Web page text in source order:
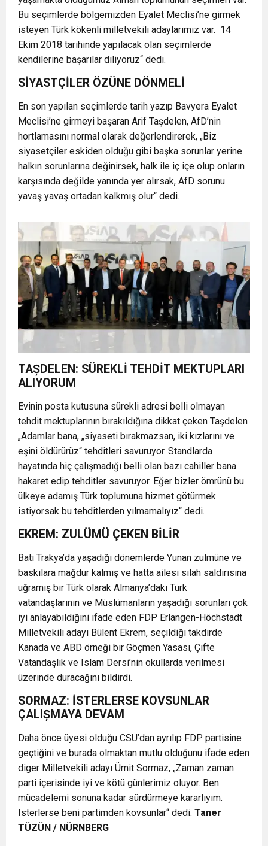
Bu seçimlerde bölgemizden Eyalet Meclisi’ne girmek
isteyen Türk kökenli milletvekili adaylarımız var. 14
Ekim 2018 tarihinde yapılacak olan seçimlerde
kendilerine başarılar diliyoruz“ dedi.
SİYASTÇİLER ÖZÜNE DÖNMELİ
En son yapılan seçimlerde tarih yazıp Bavyera Eyalet
Meclisi’ne girmeyi başaran Arif Taşdelen, AfD’nin
hortlamasını normal olarak değerlendirerek, „Biz
siyasetçiler eskiden olduğu gibi başka sorunlar yerine
halkın sorunlarına değinirsek, halk ile iç içe olup onların
karşısında değilde yanında yer alırsak, AfD sorunu
yavaş yavaş ortadan kalkmış olur“ dedi.
TAȘDELEN: SÜREKLİ TEHDİT MEKTUPLARI
ALIYORUM
Evinin posta kutusuna sürekli adresi belli olmayan
tehdit mektuplarının bırakıldığına dikkat çeken Taşdelen
„Adamlar bana, „siyaseti bırakmazsan, iki kızlarını ve
eşini öldürürüz“ tehditleri savuruyor. Standlarda
hayatında hiç çalışmadığı belli olan bazı cahiller bana
hakaret edip tehditler savuruyor. Eğer bizler ömrünü bu
ülkeye adamış Türk toplumuna hizmet götürmek
istiyorsak bu tehditlerden yılmamalıyız“ dedi.
EKREM: ZULÜMÜ ÇEKEN BİLİR
Batı Trakya’da yaşadığı dönemlerde Yunan zulmüne ve
baskılara mağdur kalmış ve hatta ailesi silah saldırısına
uğramış bir Türk olarak Almanya’dakı Türk
vatandaşlarının ve Müslümanların yaşadığı sorunları çok
iyi anlayabildiğini ifade eden FDP Erlangen-Höchstadt
Milletvekili adayı Bülent Ekrem, seçildiği takdirde
Kanada ve ABD örneği bir Göçmen Yasası, Çifte
Vatandaşlık ve Islam Dersi’nin okullarda verilmesi
üzerinde duracağını bildirdi.
SORMAZ: İSTERLERSE KOVSUNLAR
ÇALIȘMAYA DEVAM
Daha önce üyesi olduğu CSU’dan ayrılıp FDP partisine
geçtiğini ve burada olmaktan mutlu olduğunu ifade eden
diger Milletvekili adayı Ümit Sormaz, „Zaman zaman
parti içerisinde iyi ve kötü günlerimiz oluyor. Ben
mücadelemi sonuna kadar sürdürmeye kararlıyım.
Isterlerse beni partimden kovsunlar“ dedi. Taner
TÜZÜN / NÜRNBERG